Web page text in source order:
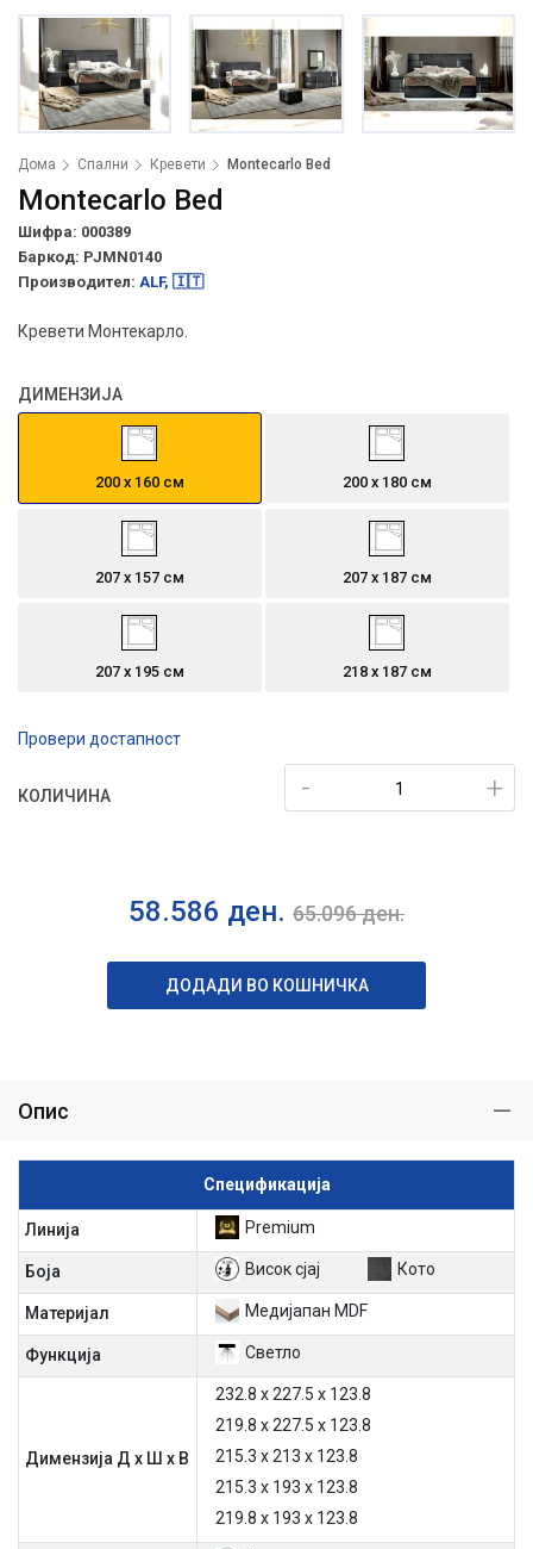
Дома Спални Кревети Montecarlo Bed
Montecarlo Bed
Шифра: 000389
Баркод: PJMN0140
Производител: ALF, 🇮🇹
Кревети Монтекарло.
ДИМЕНЗИЈА
200 х 160 см 200 х 180 см
207 х 157 см 207 х 187 см
207 х 195 см 218 x 187 см
Провери достапност
КОЛИЧИНА +
-
58.586 ден. 65.096ден.
ДОДАДИ ВО КОШНИЧКА
Опис
Спецификација
Линија Premium
Боја Висок сјај Кото
Материјал Медијапан MDF
Функција Светло
Димензија Д х Ш х В
232.8 х 227.5 х 123.8
219.8 x 227.5 x 123.8
215.3 х 213 х 123.8
215.3 х 193 х 123.8
219.8 x 193 x 123.8